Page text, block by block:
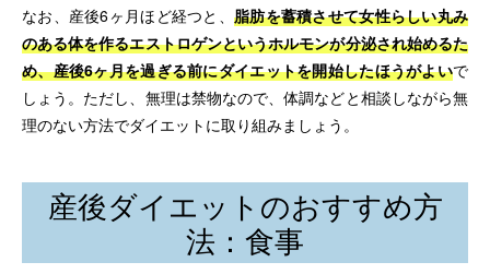
なお、産後6ヶ月ほど経つと、 脂肪を蓄積させて女性らしい丸み
のある体を作るエストロゲンというホルモンが分泌され始めるた
め、産後6ヶ月を過ぎる前にダイエットを開始したほうがよいで
しょう。ただし、無理は禁物なので、体調などと相談しながら無
理のない方法でダイエットに取り組みましょう。
産後ダイエットのおすすめ方
法：食事